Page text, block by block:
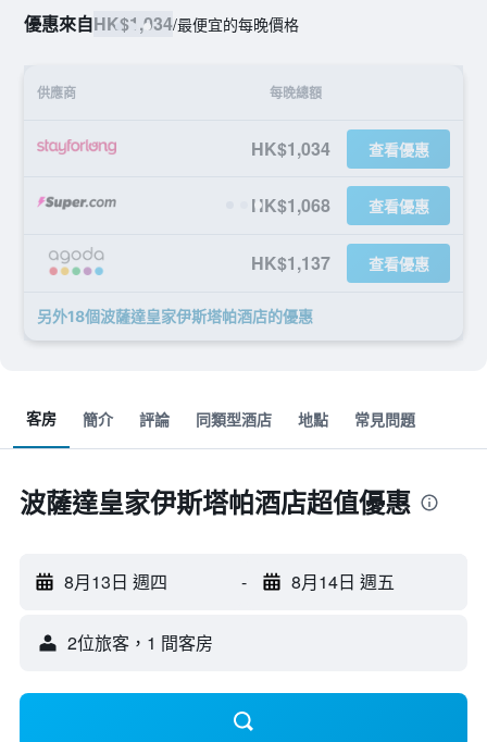
優惠來自HK$1,034/最便宜的每晚價格
供應商 每晚總額
HK$1,034 查看優惠
HK$1,068 查看優惠
HK$1,137 查看優惠
另外18個波薩達皇家伊斯塔帕酒店​的優惠
客房 簡介 評論 同類型酒店 地點 常見問題
波薩達皇家伊斯塔帕酒店超值優惠
8月13日 週四 - 8月14日 週五
2位旅客，1 間客房